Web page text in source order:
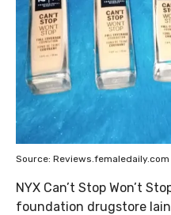
Source: Reviews.femaledaily.com
NYX Can’t Stop Won’t
foundation drugstore